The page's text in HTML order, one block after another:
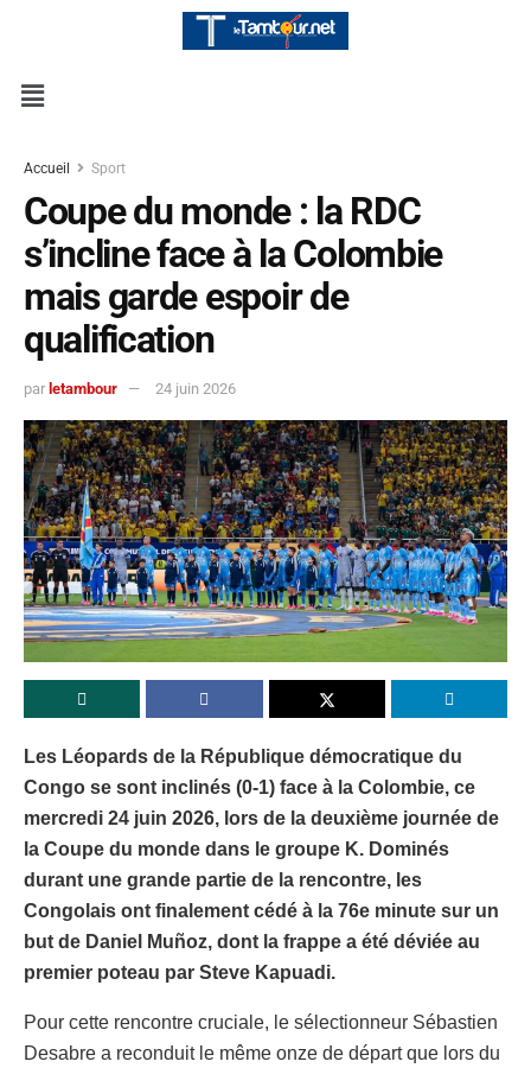
Accueil Sport
Coupe du monde : la RDC
s’incline face à la Colombie
mais garde espoir de
qualification
par letambour 24 juin 2026
Les Léopards de la République démocratique du
Congo se sont inclinés (0-1) face à la Colombie, ce
mercredi 24 juin 2026, lors de la deuxième journée de
la Coupe du monde dans le groupe K. Dominés
durant une grande partie de la rencontre, les
Congolais ont finalement cédé à la 76e minute sur un
but de Daniel Muñoz, dont la frappe a été déviée au
premier poteau par Steve Kapuadi.
Pour cette rencontre cruciale, le sélectionneur Sébastien
Desabre a reconduit le même onze de départ que lors du